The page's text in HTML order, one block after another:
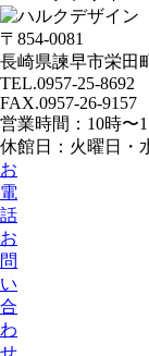
〒854-0081
長崎県諫早市栄田
TEL.0957-25-8692
FAX.0957-26-9157
営業時間：10時〜
休館日：火曜日・
お
電
話
お
問
い
合
わ
せ